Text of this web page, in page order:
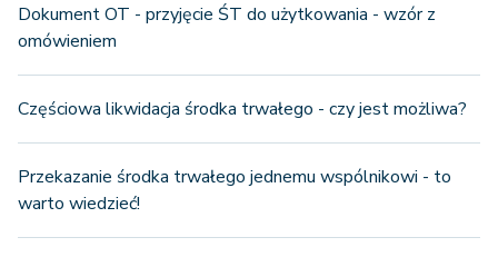
Dokument OT - przyjęcie ŚT do użytkowania - wzór z
omówieniem
Częściowa likwidacja środka trwałego - czy jest możliwa?
Przekazanie środka trwałego jednemu wspólnikowi - to
warto wiedzieć!